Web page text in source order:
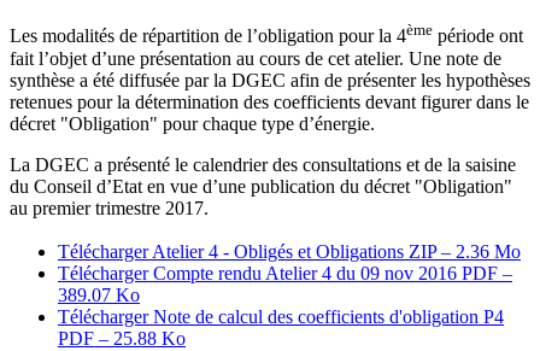
Les modalités de répartition de l’obligation pour la 4ème période ont
fait l’objet d’une présentation au cours de cet atelier. Une note de
synthèse a été diffusée par la DGEC afin de présenter les hypothèses
retenues pour la détermination des coefficients devant figurer dans le
décret "Obligation" pour chaque type d’énergie.
La DGEC a présenté le calendrier des consultations et de la saisine
du Conseil d’Etat en vue d’une publication du décret "Obligation"
au premier trimestre 2017.
Télécharger Atelier 4 - Obligés et Obligations ZIP – 2.36 Mo
Télécharger Compte rendu Atelier 4 du 09 nov 2016 PDF –
389.07 Ko
Télécharger Note de calcul des coefficients d'obligation P4
PDF – 25.88 Ko